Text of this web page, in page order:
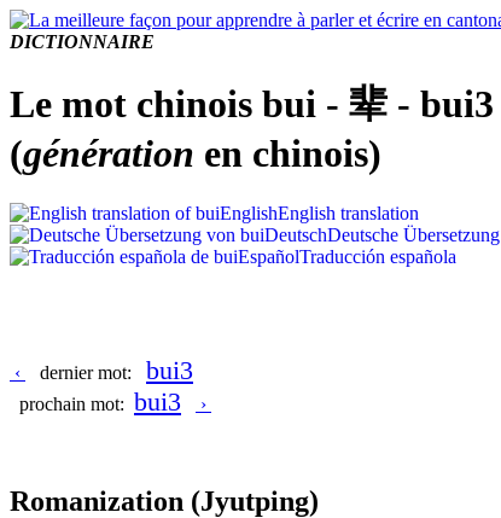
DICTIONNAIRE
Le mot chinois bui - 辈 - bui3
(génération en chinois)
EnglishEnglish translation
DeutschDeutsche Übersetzung
EspañolTraducción española
‹ dernier mot: bui3
prochain mot: bui3 ›
Romanization (Jyutping)